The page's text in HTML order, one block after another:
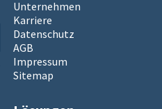
Unternehmen
Karriere
Datenschutz
AGB
Impressum
Sitemap